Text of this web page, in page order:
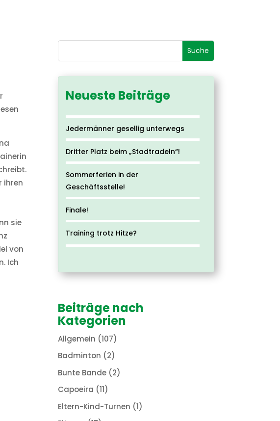
ihren
sie
von
Ich
Neueste Beiträge
Jedermänner gesellig unterwegs
Dritter Platz beim „Stadtradeln“!
Sommerferien in der
Geschäftsstelle!
Finale!
Training trotz Hitze?
Beiträge nach
Kategorien
Allgemein (107)
Badminton (2)
Bunte Bande(2)
Capoeira (11)
Eltern-Kind-Turnen (1)